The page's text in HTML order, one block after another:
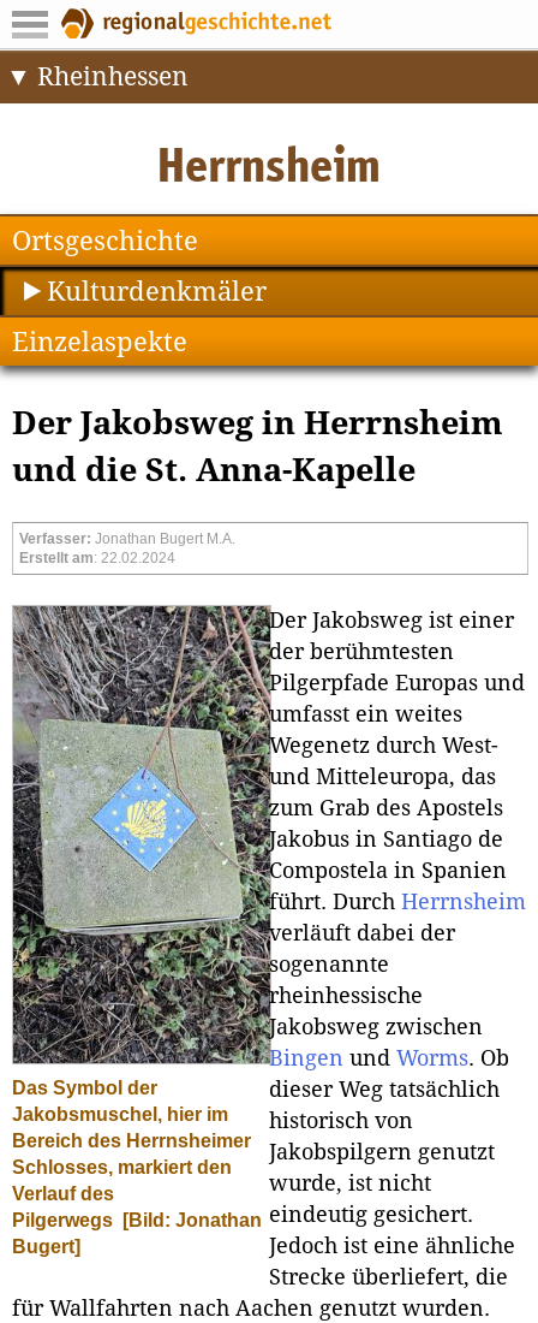
Rheinhessen
Ortsgeschichte
Kulturdenkmäler
Einzelaspekte
Der Jakobsweg in Herrnsheim
und die St. Anna-Kapelle
Verfasser: Jonathan Bugert M.A.
Erstellt am: 22.02.2024
Das Symbol der
Jakobsmuschel, hier im
Bereich des Herrnsheimer
Schlosses, markiert den
Verlauf des
Pilgerwegs
[Bild: Jonathan
Bugert]
Der Jakobsweg ist einer
der berühmtesten
Pilgerpfade Europas und
umfasst ein weites
Wegenetz durch West-
und Mitteleuropa, das
zum Grab des Apostels
Jakobus in Santiago de
Compostela in Spanien
führt. Durch Herrnsheim
verläuft dabei der
sogenannte
rheinhessische
Jakobsweg zwischen
Bingen und Worms. Ob
dieser Weg tatsächlich
historisch von
Jakobspilgern genutzt
wurde, ist nicht
eindeutig gesichert.
Jedoch ist eine ähnliche
Strecke überliefert, die
für Wallfahrten nach Aachen genutzt wurden.